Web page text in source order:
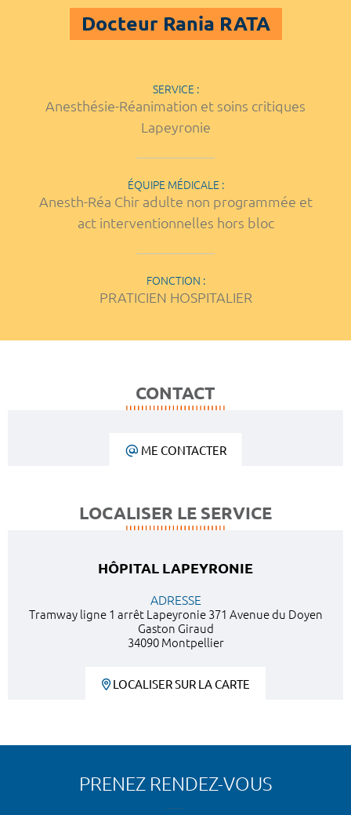
Docteur Rania RATA
SERVICE :
Anesthésie-Réanimation et soins critiques
Lapeyronie
ÉQUIPE MÉDICALE :
Anesth-Réa Chir adulte non programmée et
act interventionnelles hors bloc
FONCTION :
PRATICIEN HOSPITALIER
CONTACT
ME CONTACTER
LOCALISER LE SERVICE
HÔPITAL LAPEYRONIE
ADRESSE
Tramway ligne 1 arrêt Lapeyronie 371 Avenue du Doyen
Gaston Giraud
34090 Montpellier
LOCALISER SUR LA CARTE
PRENEZ RENDEZ-VOUS